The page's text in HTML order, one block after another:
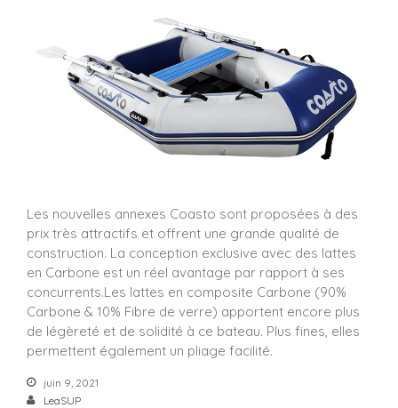
Les nouvelles annexes Coasto sont proposées à des
prix très attractifs et offrent une grande qualité de
construction. La conception exclusive avec des lattes
en Carbone est un réel avantage par rapport à ses
concurrents.Les lattes en composite Carbone (90%
Carbone & 10% Fibre de verre) apportent encore plus
de légèreté et de solidité à ce bateau. Plus fines, elles
permettent également un pliage facilité.
juin 9, 2021
LeaSUP